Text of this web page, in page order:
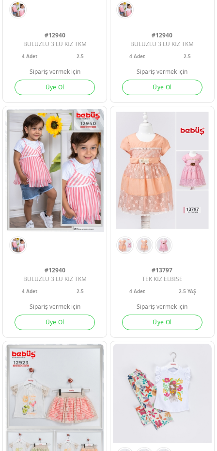
İletişim
Şifremi
Müşteri
Üye Ol
Giriş Yap
#12940
BULUZLU 3 LÜ KIZ TKM
4Adet 2-5
Sipariş vermek için
Üye Ol
#12940
BULUZLU 3 LÜ KIZ TKM
4 Adet 2-5
Sipariş vermek için
Üye Ol
#12940
BULUZLU 3 LÜ KIZ TKM
4Adet 2-5
Sipariş vermek için
Üye Ol
#13797
TEK KIZ ELBİSE
4 Adet 2-5 YAŞ
Sipariş vermek için
Üye Ol